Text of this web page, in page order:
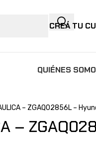
CREÁ TU
QUIÉNES
– ZGAQ02856L –
–